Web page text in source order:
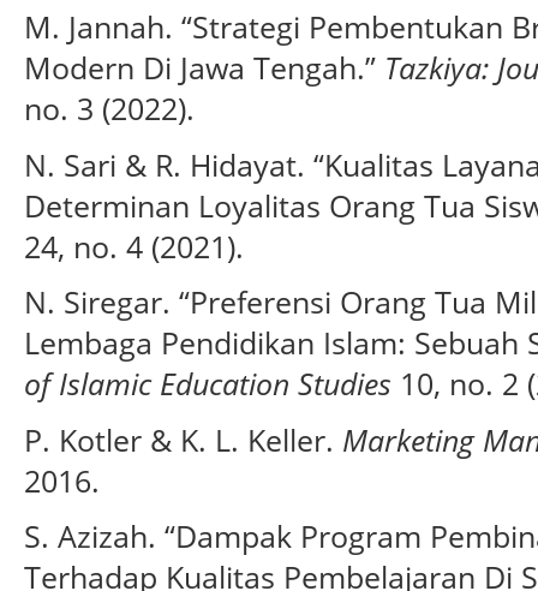
M. Jannah. “Strategi Pembentukan
Modern Di Jawa Tengah.” Tazkiya:
no. 3 (2022).
N. Sari & R. Hidayat. “Kualitas
Determinan Loyalitas Orang Tua
24, no. 4 (2021).
N. Siregar. “Preferensi Orang Tua
Lembaga Pendidikan Islam: Sebuah
of Islamic Education Studies 10, no. 2
P. Kotler & K. L. Keller. Marketing
2016.
S. Azizah. “Dampak Program
Terhadap Kualitas Pembelajaran Di